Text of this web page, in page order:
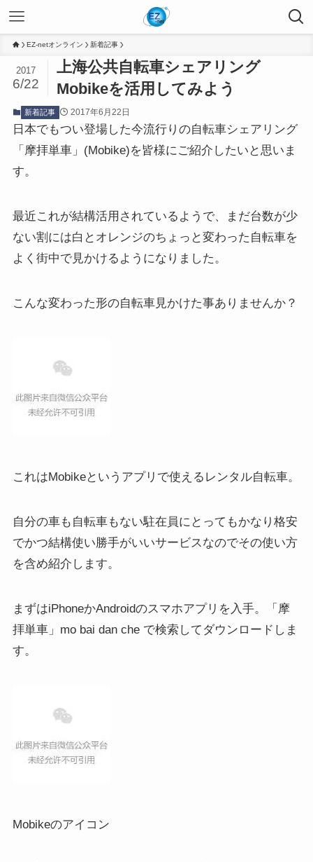
EZ-netオンライン 新着記事
上海公共自転車シェアリング
Mobikeを活用してみよう
2017
6/22
新着記事 2017年6月22日
日本でもつい登場した今流行りの自転車シェアリング
「摩拝単車」(Mobike)を皆様にご紹介したいと思いま
す。
最近これが結構活用されているようで、まだ台数が少
ない割には白とオレンジのちょっと変わった自転車を
よく街中で見かけるようになりました。
こんな変わった形の自転車見かけた事ありませんか？
これはMobikeというアプリで使えるレンタル自転車。
自分の車も自転車もない駐在員にとってもかなり格安
でかつ結構使い勝手がいいサービスなのでその使い方
を含め紹介します。
まずはiPhoneかAndroidのスマホアプリを入手。「摩
拝単車」mo bai dan che で検索してダウンロードしま
す。
Mobikeのアイコン